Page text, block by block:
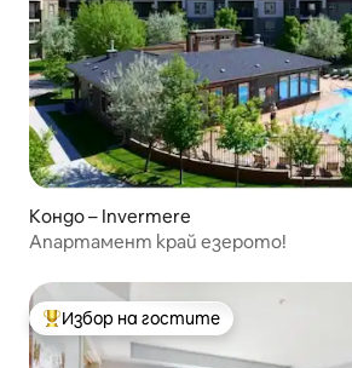
Кондо – Invermere
Апартамент край езерото!
Най-популярен избор на гостите
Избор на гостите